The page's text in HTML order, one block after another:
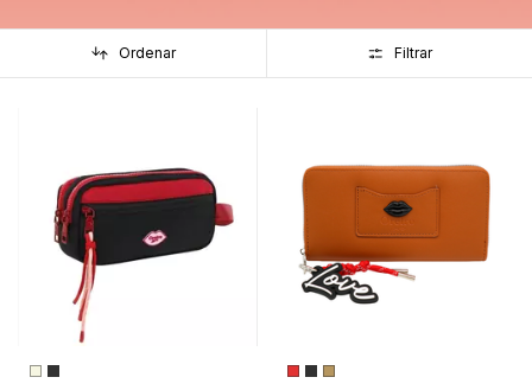
Ordenar Filtrar